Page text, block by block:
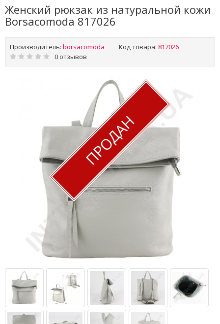
Женский рюкзак из натуральной кожи
Borsacomoda 817026
Производитель: borsacomoda Код товара: 817026
0 отзывов
ПРОДАН